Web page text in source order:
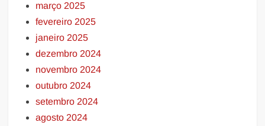
março 2025
fevereiro 2025
janeiro 2025
dezembro 2024
novembro 2024
outubro 2024
setembro 2024
agosto 2024